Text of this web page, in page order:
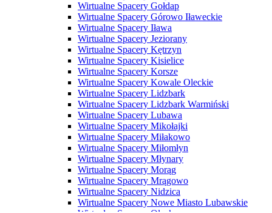
Wirtualne Spacery Gołdap
Wirtualne Spacery Górowo Iławeckie
Wirtualne Spacery Iława
Wirtualne Spacery Jeziorany
Wirtualne Spacery Kętrzyn
Wirtualne Spacery Kisielice
Wirtualne Spacery Korsze
Wirtualne Spacery Kowale Oleckie
Wirtualne Spacery Lidzbark
Wirtualne Spacery Lidzbark Warmiński
Wirtualne Spacery Lubawa
Wirtualne Spacery Mikołajki
Wirtualne Spacery Miłakowo
Wirtualne Spacery Miłomłyn
Wirtualne Spacery Młynary
Wirtualne Spacery Morąg
Wirtualne Spacery Mrągowo
Wirtualne Spacery Nidzica
Wirtualne Spacery Nowe Miasto Lubawskie